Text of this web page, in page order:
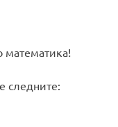
математика!
следните: